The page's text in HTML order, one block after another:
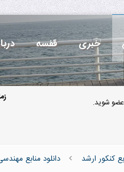
خبری قفسه
عضو شوید.
کنکور ارشد دانلود منابع